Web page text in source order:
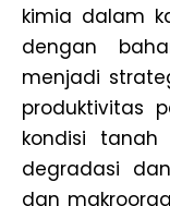
kimia dalam
dengan
menjadi
produktivitas
kondisi tanah
degradasi
dan